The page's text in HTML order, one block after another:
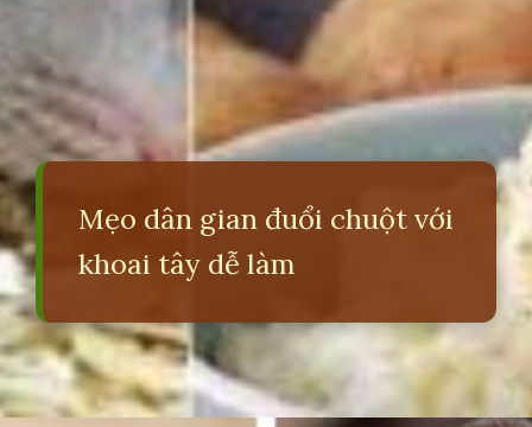
Mẹo dân gian đuổi chuột với
khoai tây dễ làm